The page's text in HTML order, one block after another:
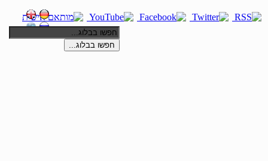
חפשו בבלוג...